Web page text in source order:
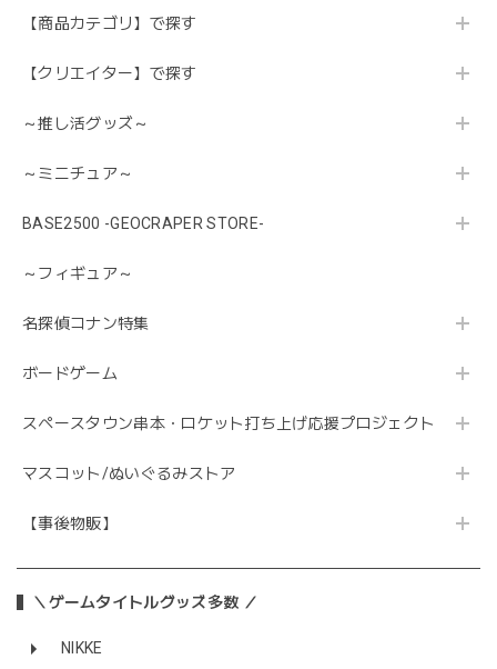
【商品カテゴリ】で探す
【クリエイター】で探す
～推し活グッズ～
～ミニチュア～
BASE2500 -GEOCRAPER STORE-
～フィギュア～
名探偵コナン特集
ボードゲーム
スペースタウン串本・ロケット打ち上げ応援プロジェクト
マスコット/ぬいぐるみストア
【事後物販】
＼ゲームタイトルグッズ多数 ／
NIKKE